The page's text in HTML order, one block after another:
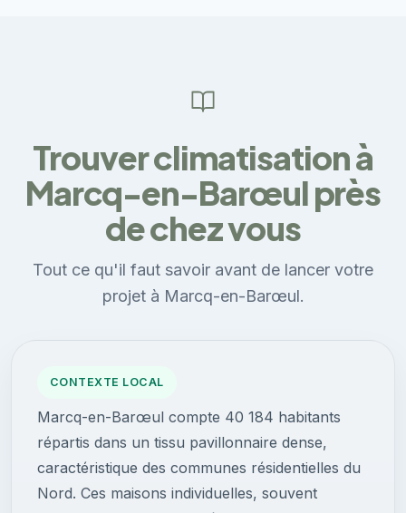
Trouver climatisation à
Marcq-en-Barœul près
de chez vous
Tout ce qu'il faut savoir avant de lancer votre
projet à Marcq-en-Barœul.
CONTEXTE LOCAL
Marcq-en-Barœul compte 40 184 habitants
répartis dans un tissu pavillonnaire dense,
caractéristique des communes résidentielles du
Nord. Ces maisons individuelles, souvent